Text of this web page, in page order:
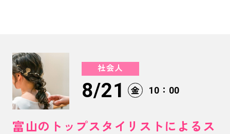
社会人
8/21 金 10：00
富山のトップスタイリストによるス